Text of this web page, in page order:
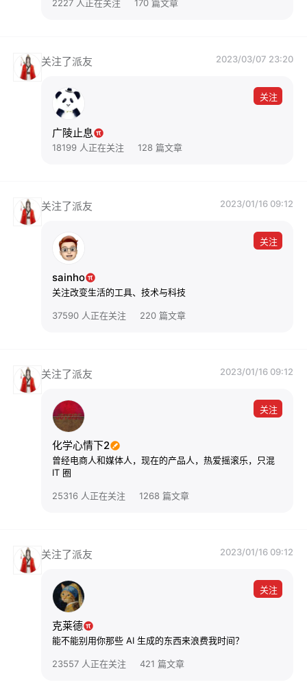
2227 人正在关注 170 篇文章
关注了派友 2023/03/07 23:20
关注
广陵止息
18199 人正在关注 128 篇文章
关注了派友 2023/01/16 09:12
关注
sainho
关注改变生活的工具、技术与科技
37590 人正在关注 220 篇文章
关注了派友 2023/01/16 09:12
关注
化学心情下2
曾经电商人和媒体人，现在的产品人，热爱摇滚乐，只混
IT 圈
25316 人正在关注 1268 篇文章
关注了派友 2023/01/16 09:12
关注
克莱德
能不能别用你那些 AI 生成的东西来浪费我时间？
23557 人正在关注 421 篇文章